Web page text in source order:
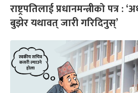
राष्ट्रपतिलाई प्रधानमन्त्रीको पत्र :
बुझेर यथावत् जारी गरिदिनुस्’